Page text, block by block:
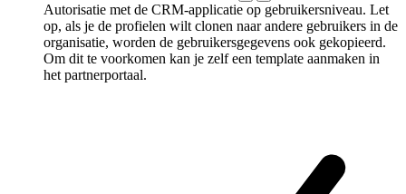
Autorisatie met de CRM-applicatie op gebruikersniveau. Let
op, als je de profielen wilt clonen naar andere gebruikers in de
organisatie, worden de gebruikersgegevens ook gekopieerd.
Om dit te voorkomen kan je zelf een template aanmaken in
het partnerportaal.